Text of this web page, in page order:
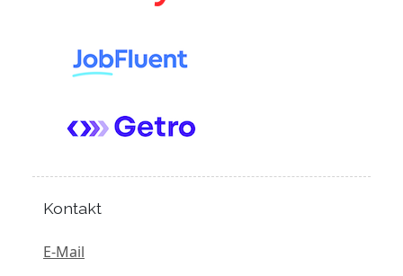
Kontakt
E-Mail